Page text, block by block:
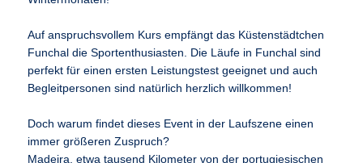
Auf anspruchsvollem Kurs empfängt das Küstenstädtchen
Funchal die Sportenthusiasten. Die Läufe in Funchal sind
perfekt für einen ersten Leistungstest geeignet und auch
Begleitpersonen sind natürlich herzlich willkommen!
Doch warum findet dieses Event in der Laufszene einen
immer größeren Zuspruch?
Madeira, etwa tausend Kilometer von der portugiesischen